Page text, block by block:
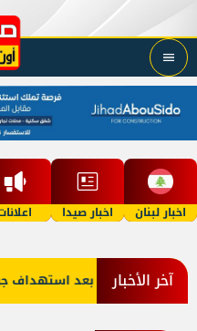
اخبار لبنان اخبار صيدا
آخر الأخبار بعد استهداف سعد